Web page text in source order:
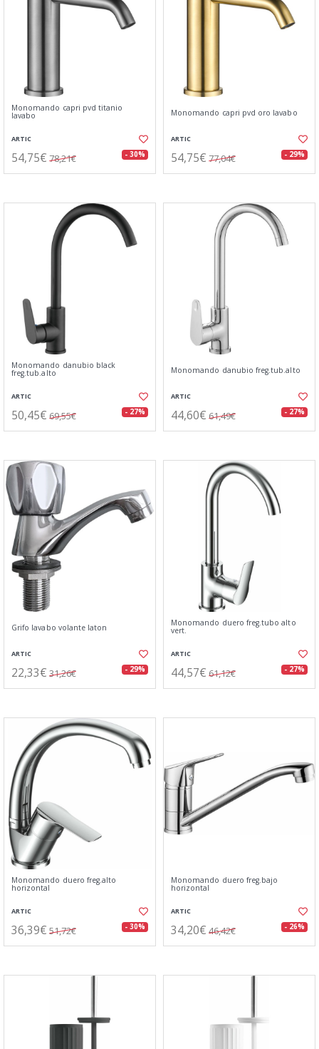
Monomando capri pvd titanio
lavabo
ARTIC
54,75€ 78,21€ - 30%
Monomando capri pvd oro lavabo
ARTIC
54,75€ 77,04€ - 29%
Monomando danubio black
freg.tub.alto
ARTIC
50,45€ 69,55€ - 27%
Monomando danubio freg.tub.alto
ARTIC
44,60€ 61,49€ - 27%
Grifo lavabo volante laton
ARTIC
22,33€ 31,26€ - 29%
Monomando duero freg.tubo alto
vert.
ARTIC
44,57€ 61,12€ - 27%
Monomando duero freg.alto
horizontal
ARTIC
36,39€ 51,72€ - 30%
Monomando duero freg.bajo
horizontal
ARTIC
34,20€ 46,42€ - 26%